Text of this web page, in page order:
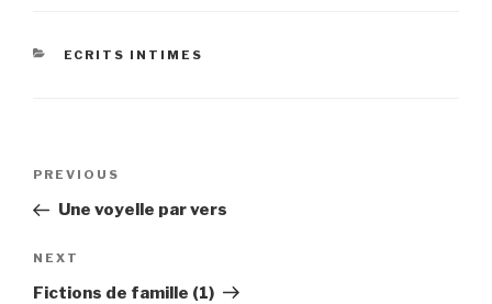
CATEGORIES
ECRITS INTIMES
Previous
Post
PREVIOUS
Une voyelle par vers
Next
Post
NEXT
Fictions de famille (1)